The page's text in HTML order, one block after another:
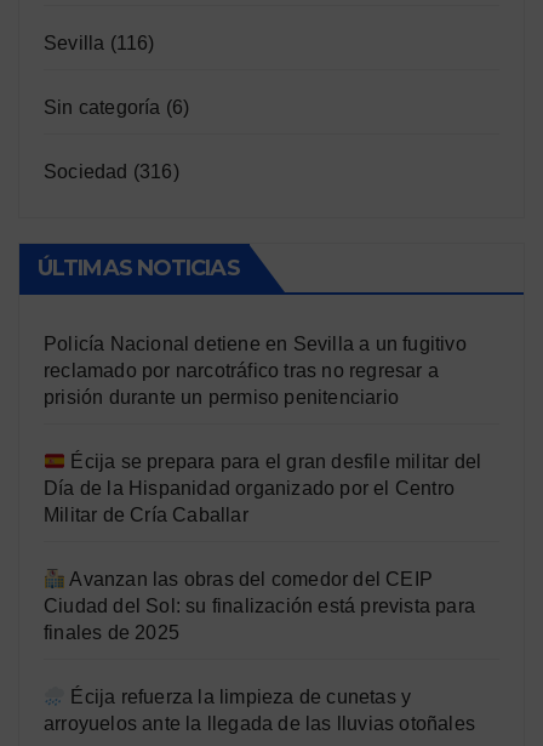
Sevilla (116)
Sin categoría (6)
Sociedad (316)
ÚLTIMAS NOTICIAS
Policía Nacional detiene en Sevilla a un fugitivo
reclamado por narcotráfico tras no regresar a
prisión durante un permiso penitenciario
Écija se prepara para el gran desfile militar del
Día de la Hispanidad organizado por el Centro
Militar de Cría Caballar
Avanzan las obras del comedor del CEIP
Ciudad del Sol: su finalización está prevista para
finales de 2025
Écija refuerza la limpieza de cunetas y
arroyuelos ante la llegada de las lluvias otoñales